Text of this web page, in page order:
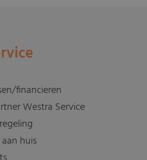
financieren
Westra Service
huis